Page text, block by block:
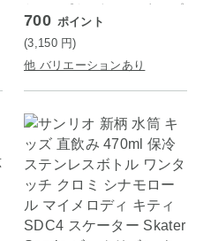
ケモン ポケットモンスター ピ
カチュウ ポッチャマ カビゴン
ゲンガー キャラクター SDC4
Skater ピカチュウF23
700 ポイント
(3,150 円)
他 バリエーションあり